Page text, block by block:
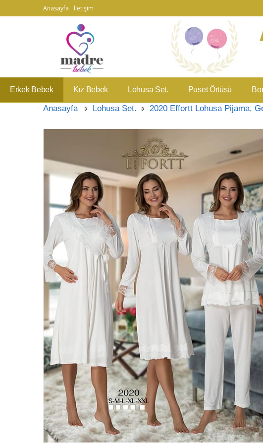
Anasayfa İletişim
Erkek Bebek Kız Bebek Lohusa Set. Puset Örtüsü
Anasayfa Lohusa Set. 2020 Effortt Lohusa Pijama,